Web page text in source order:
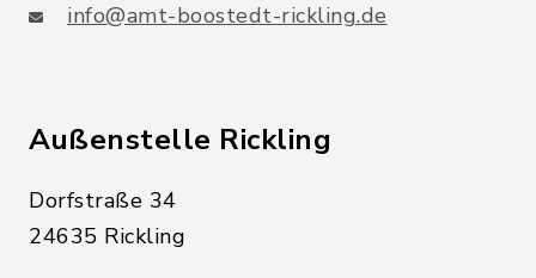
info@amt-boostedt-rickling.de
Außenstelle Rickling
Dorfstraße 34
24635 Rickling